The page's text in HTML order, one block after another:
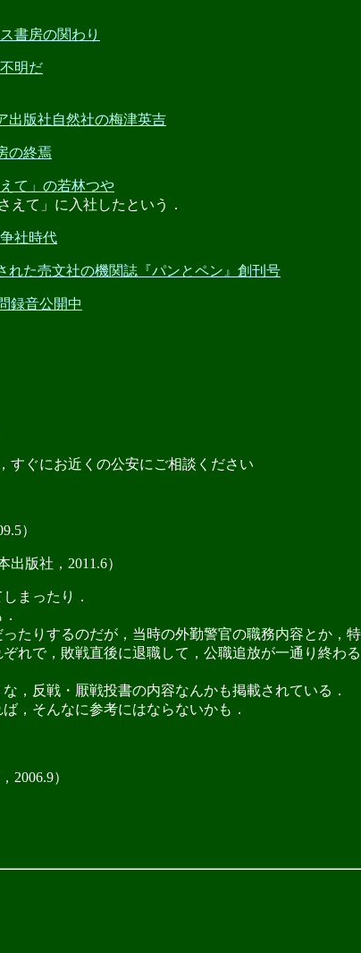
書房の関わり
明だ
出版社自然社の梅津英吉
の終焉
て」の若林つや
えて」に入社したという．
社時代
れた売文社の機関誌『パンとペン』創刊号
録音公開中
すぐにお近くの公安にご相談ください
）
出版社，2011.6）
まったり．
たりするのだが，当時の外勤警官の職務内容とか，
れで，敗戦直後に退職して，公職追放が一通り終わ
，反戦・厭戦投書の内容なんかも掲載されている．
，そんなに参考にはならないかも．
2006.9）